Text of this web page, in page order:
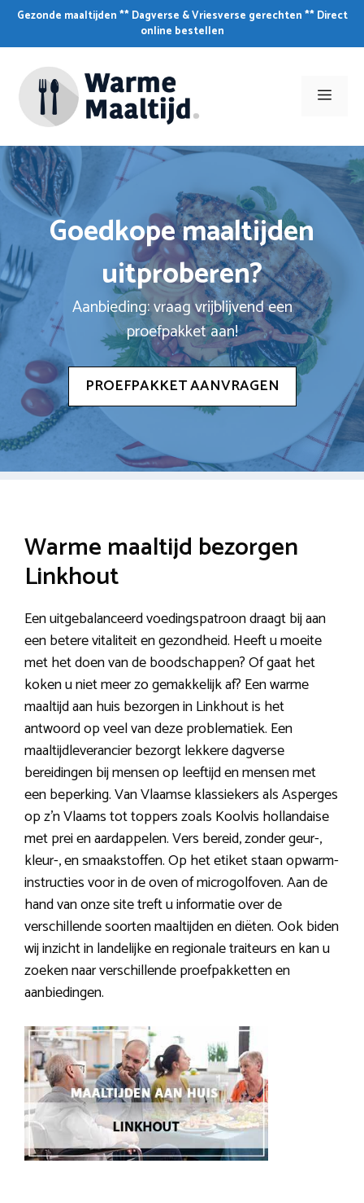
Skip
content
Gezonde maaltijden ** Dagverse & Vriesverse gerechten ** Direct
online bestellen
Menu
Goedkope maaltijden
uitproberen?
Aanbieding: vraag vrijblijvend een
proefpakket aan!
PROEFPAKKET AANVRAGEN
Warme maaltijd bezorgen
Linkhout
Een uitgebalanceerd voedingspatroon draagt bij aan
een betere vitaliteit en gezondheid. Heeft u moeite
met het doen van de boodschappen? Of gaat het
koken u niet meer zo gemakkelijk af? Een warme
maaltijd aan huis bezorgen in Linkhout is het
antwoord op veel van deze problematiek. Een
maaltijdleverancier bezorgt lekkere dagverse
bereidingen bij mensen op leeftijd en mensen met
een beperking. Van Vlaamse klassiekers als Asperges
op z’n Vlaams tot toppers zoals Koolvis hollandaise
met prei en aardappelen. Vers bereid, zonder geur-,
kleur-, en smaakstoffen. Op het etiket staan opwarm-
instructies voor in de oven of microgolfoven. Aan de
hand van onze site treft u informatie over de
verschillende soorten maaltijden en diëten. Ook biden
wij inzicht in landelijke en regionale traiteurs en kan u
zoeken naar verschillende proefpakketten en
aanbiedingen.